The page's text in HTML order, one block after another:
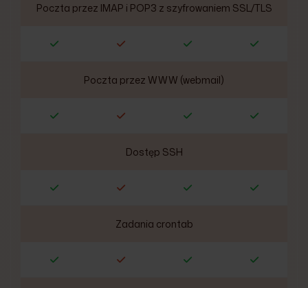
Poczta przez IMAP i POP3 z szyfrowaniem SSL/TLS
Poczta przez WWW (webmail)
Dostęp SSH
Zadania crontab